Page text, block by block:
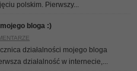
polskim. Pierwszy...
bloga :)
działalności mojego bloga
działalność w internecie,...